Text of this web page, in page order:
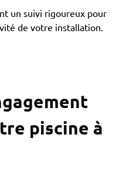
un suivi rigoureux pour
de votre installation.
piscine à